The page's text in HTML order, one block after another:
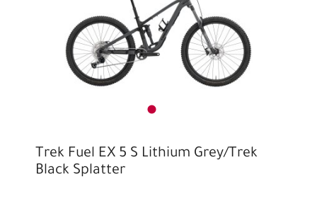
Trek Fuel EX 5 S Lithium Grey/Trek
Black Splatter